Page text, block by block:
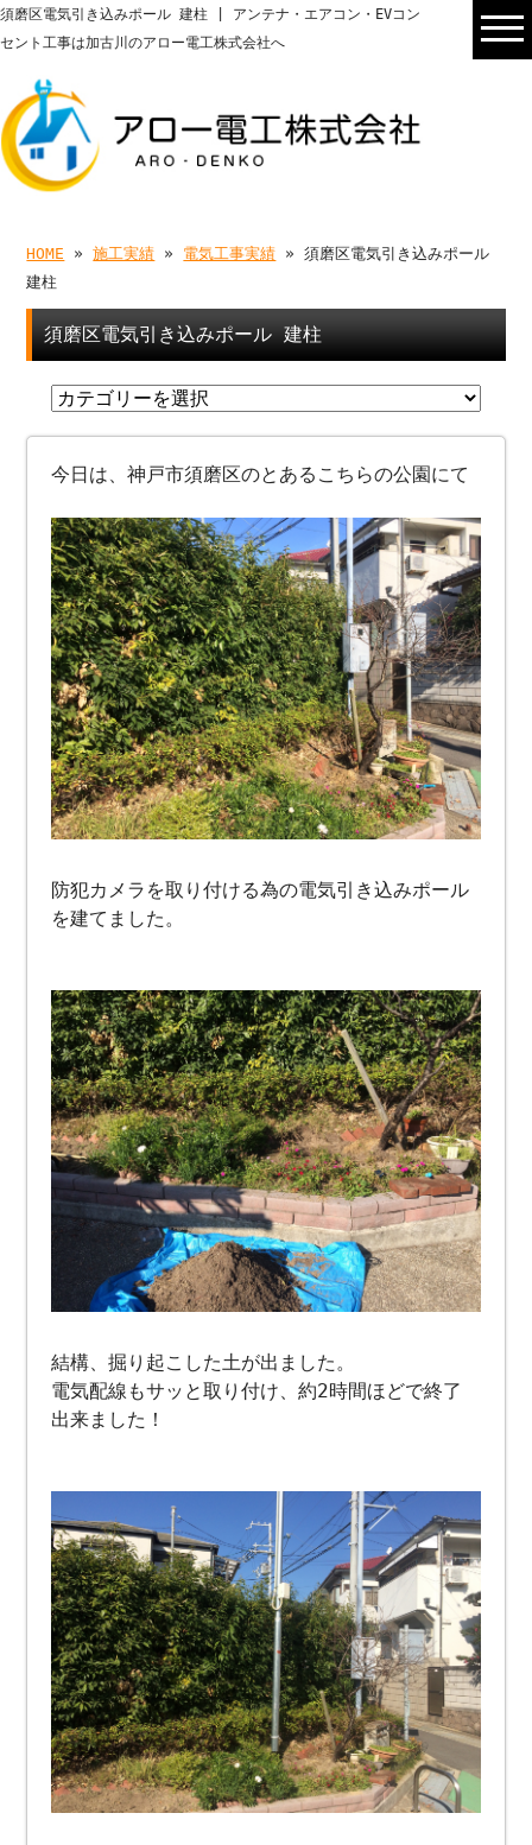
須磨区電気引き込みポール 建柱 | アンテナ・エアコン・EVコン
セント工事は加古川のアロー電工株式会社へ
HOME »施工実績 » 電気工事実績 » 須磨区電気引き込みポール
建柱
須磨区電気引き込みポール 建柱
今日は、神戸市須磨区のとあるこちらの公園にて
防犯カメラを取り付ける為の電気引き込みポール
を建てました。
結構、掘り起こした土が出ました。
電気配線もサッと取り付け、約2時間ほどで終了
出来ました！